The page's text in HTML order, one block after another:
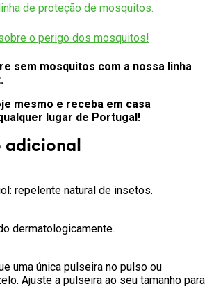
de proteção de mosquitos.
o perigo dos mosquitos!
sem mosquitos com a nossa linha
mesmo e receba em casa
lugar de Portugal!
adicional
repelente natural de insetos.
dermatologicamente.
uma única pulseira no pulso ou
Ajuste a pulseira ao seu tamanho para